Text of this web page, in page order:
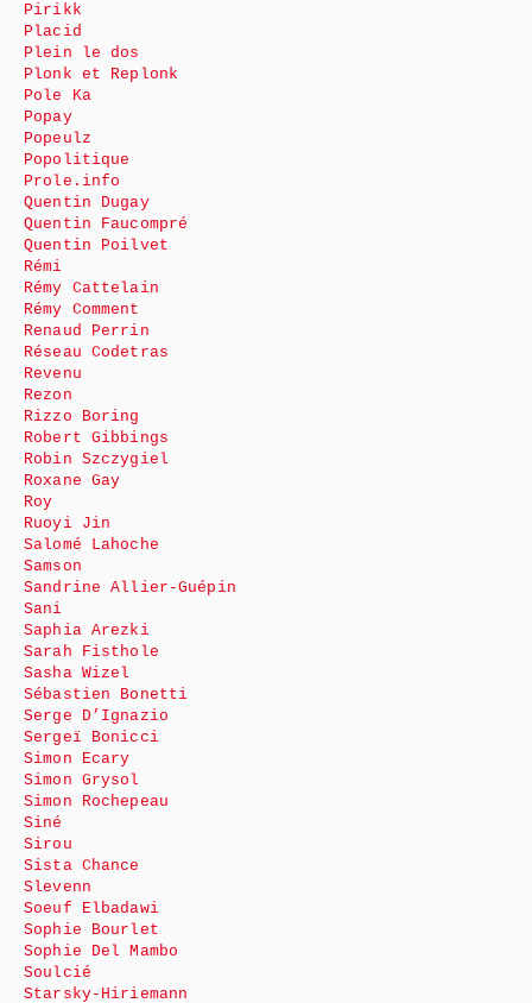
Pirikk
Placid
Plein le dos
Plonk et Replonk
Pole Ka
Popay
Popeulz
Popolitique
Prole.info
Quentin Dugay
Quentin Faucompré
Quentin Poilvet
Rémi
Rémy Cattelain
Rémy Comment
Renaud Perrin
Réseau Codetras
Revenu
Rezon
Rizzo Boring
Robert Gibbings
Robin Szczygiel
Roxane Gay
Roy
Ruoyi Jin
Salomé Lahoche
Samson
Sandrine Allier-Guépin
Sani
Saphia Arezki
Sarah Fisthole
Sasha Wizel
Sébastien Bonetti
Serge D’Ignazio
Sergeï Bonicci
Simon Ecary
Simon Grysol
Simon Rochepeau
Siné
Sirou
Sista Chance
Slevenn
Soeuf Elbadawi
Sophie Bourlet
Sophie Del Mambo
Soulcié
Starsky-Hiriemann